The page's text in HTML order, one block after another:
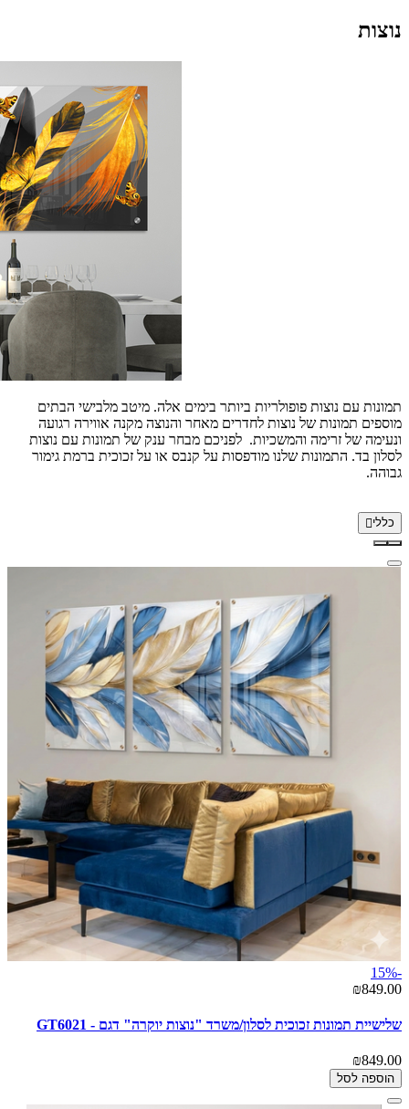
נוצות
תמונות עם נוצות פופולריות ביותר בימים אלה. מיטב מלבישי הבתים
מוספים תמונות של נוצות לחדרים מאחר והנוצה מקנה אווירה רגועה
ונעימה של זרימה והמשכיות. לפניכם מבחר ענק של תמונות עם נוצות
לסלון בד. התמונות שלנו מודפסות על קנבס או על זכוכית ברמת גימור
גבוהה.
כללי
-15%
₪849.00
שלישיית תמונות זכוכית לסלון/משרד "נוצות יוקרה" דגם - GT6021
₪849.00
הוספה לסל